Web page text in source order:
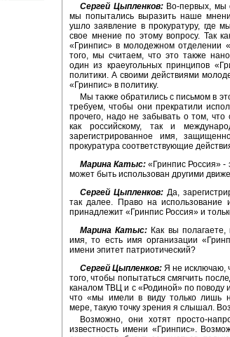
Сергей Цыпленков:Во-первых, мы
мы попытались выразить наше
ушло заявление в прокуратуру, где
свое мнение по этому вопросу. Так
«Гринпис» в молодежном отделении
того, мы считаем, что это также
один из краеугольных принципов
политики. А своими действиями
«Гринпис» в политику.
Мы также обратились с письмом в
требуем, чтобы они прекратили
прочего, надо не забывать о том, что
как российскому, так и
зарегистрированное имя,
прокуратура соответствующие
Марина Катыс: «Гринпис Россия» -
может быть использован другими
Сергей Цыпленков: Да,
так далее. Право на использование
принадлежит «Гринпис Россия» и
Марина Катыс: Как вы
имя, то есть имя организации
имени эпитет патриотический?
Сергей Цыпленков: Я не исключаю,
того, чтобы попытаться смягчить
каналом ТВЦ и с «Родиной» по поводу
что «мы имели в виду только лишь
мере, такую точку зрения я слышал.
Возможно, они хотят просто-
известность имени «Гринпис».